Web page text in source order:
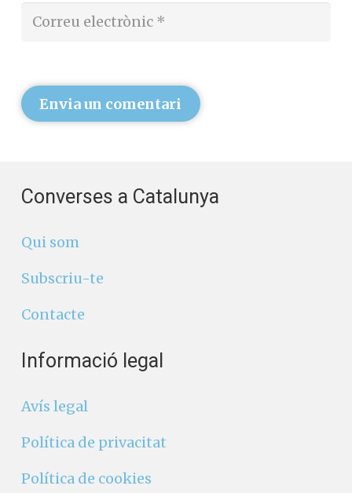
Envia un comentari
Converses a Catalunya
Qui som
Subscriu-te
Contacte
Informació legal
Avís legal
Política de privacitat
Política de cookies